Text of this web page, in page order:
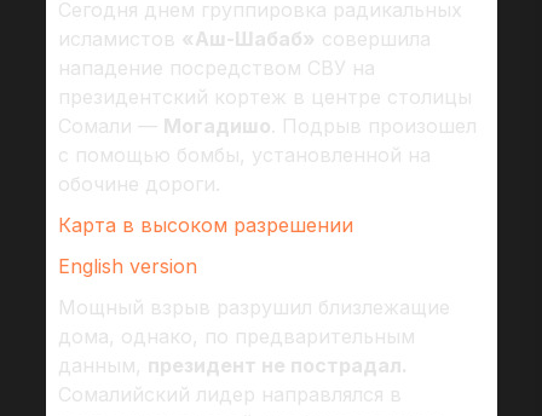
Сегодня днем группировка радикальных
исламистов «Аш-Шабаб» совершила
нападение посредством СВУ на
президентский кортеж в центре столицы
Сомали — Могадишо. Подрыв произошел
с помощью бомбы, установленной на
обочине дороги.
Карта в высоком разрешении
English version
Мощный взрыв разрушил близлежащие
дома, однако, по предварительным
данным, президент не пострадал.
Сомалийский лидер направлялся в